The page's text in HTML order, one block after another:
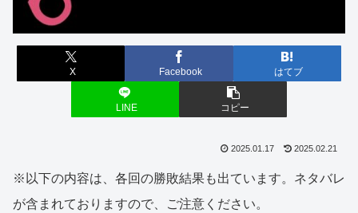
X Facebook はてブ
LINE コピー
2025.01.17 2025.02.21
※以下の内容は、各回の勝敗結果も出ています。ネタバレ
が含まれておりますので、ご注意ください。